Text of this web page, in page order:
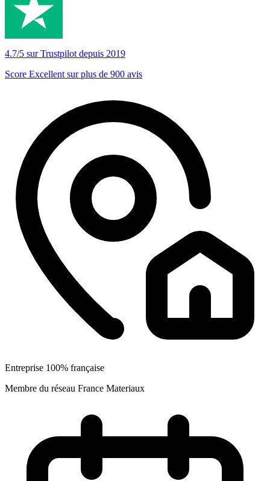
4.7/5 sur Trustpilot depuis 2019
Score Excellent sur plus de 900 avis
Entreprise 100% française
Membre du réseau France Materiaux